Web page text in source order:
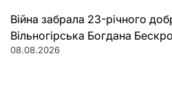
Війна забрала 23-річного
Вільногірська Богдана
08.08.2026